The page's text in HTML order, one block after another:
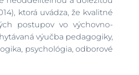
ktorá uvádza, že kvalitné
postupov vo výchovno-
výučba pedagogiky,
psychológia, odborové